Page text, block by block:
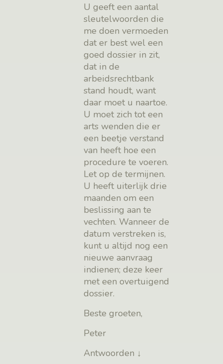
U geeft een aantal
sleutelwoorden die
me doen vermoeden
dat er best wel een
goed dossier in zit,
dat in de
arbeidsrechtbank
stand houdt, want
daar moet u naartoe.
U moet zich tot een
arts wenden die er
een beetje verstand
van heeft hoe een
procedure te voeren.
Let op de termijnen.
U heeft uiterlijk drie
maanden om een
beslissing aan te
vechten. Wanneer de
datum verstreken is,
kunt u altijd nog een
nieuwe aanvraag
indienen; deze keer
met een overtuigend
dossier.
Beste groeten,
Peter
Antwoorden ↓